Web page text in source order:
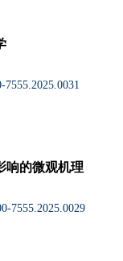
响的微观机理
7555.2025.0029